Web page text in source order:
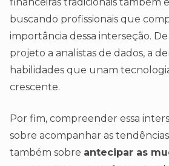
financeiras tradicionais também
buscando profissionais que
importância dessa interseção.
projeto a analistas de dados, a
habilidades que unam
crescente.
Por fim, compreender essa
sobre acompanhar as
também sobre antecipar as